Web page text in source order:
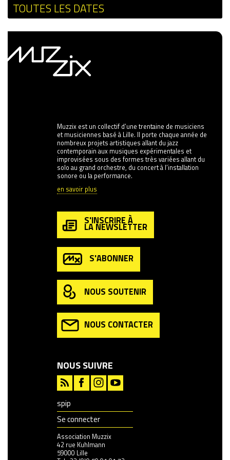
TOUTES LES DATES
Muzzix est un collectif d’une trentaine de musiciens
et musiciennes basé à Lille. Il porte chaque année de
nombreux projets artistiques allant du jazz
contemporain aux musiques expérimentales et
improvisées sous des formes très variées allant du
solo au grand orchestre, du concert à l’installation
sonore ou la performance.
en savoir plus
S'INSCRIRE À
LA NEWSLETTER
S'ABONNER
NOUS SOUTENIR
NOUS CONTACTER
NOUS SUIVRE
spip
Se connecter
Association Muzzix
42 rue Kuhlmann
59000 Lille